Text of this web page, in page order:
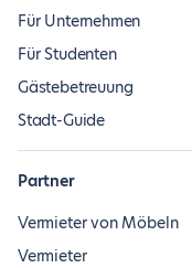
Für Unternehmen
Für Studenten
Gästebetreuung
Stadt-Guide
Partner
Vermieter von Möbeln
Vermieter